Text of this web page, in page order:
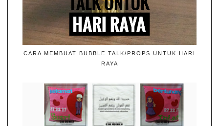
CARA MEMBUAT BUBBLE TALK/PROPS UNTUK HARI
RAYA